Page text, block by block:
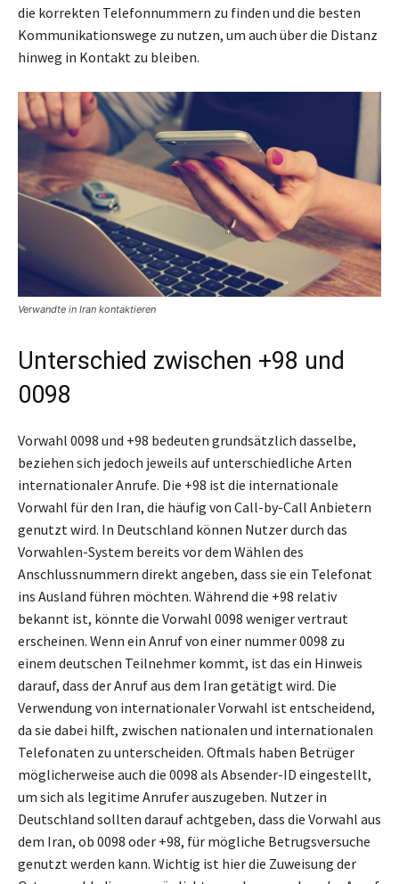
die korrekten Telefonnummern zu finden und die besten
Kommunikationswege zu nutzen, um auch über die Distanz
hinweg in Kontakt zu bleiben.
Verwandte in Iran kontaktieren
Unterschied zwischen +98 und
0098
Vorwahl 0098 und +98 bedeuten grundsätzlich dasselbe,
beziehen sich jedoch jeweils auf unterschiedliche Arten
internationaler Anrufe. Die +98 ist die internationale
Vorwahl für den Iran, die häufig von Call-by-Call Anbietern
genutzt wird. In Deutschland können Nutzer durch das
Vorwahlen-System bereits vor dem Wählen des
Anschlussnummern direkt angeben, dass sie ein Telefonat
ins Ausland führen möchten. Während die +98 relativ
bekannt ist, könnte die Vorwahl 0098 weniger vertraut
erscheinen. Wenn ein Anruf von einer nummer 0098 zu
einem deutschen Teilnehmer kommt, ist das ein Hinweis
darauf, dass der Anruf aus dem Iran getätigt wird. Die
Verwendung von internationaler Vorwahl ist entscheidend,
da sie dabei hilft, zwischen nationalen und internationalen
Telefonaten zu unterscheiden. Oftmals haben Betrüger
möglicherweise auch die 0098 als Absender-ID eingestellt,
um sich als legitime Anrufer auszugeben. Nutzer in
Deutschland sollten darauf achtgeben, dass die Vorwahl aus
dem Iran, ob 0098 oder +98, für mögliche Betrugsversuche
genutzt werden kann. Wichtig ist hier die Zuweisung der